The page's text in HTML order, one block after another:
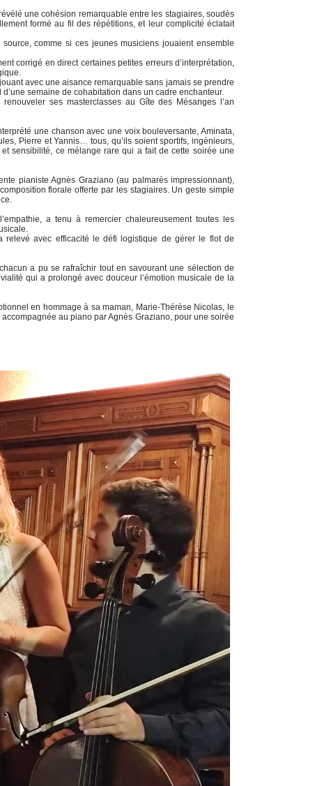
une cohésion remarquable entre les stagiaires, soudés
formé au fil des répétitions, et leur complicité éclatait
comme si ces jeunes musiciens jouaient ensemble
corrigé en direct certaines petites erreurs d’interprétation,
avec une aisance remarquable sans jamais se prendre
semaine de cohabitation dans un cadre enchanteur.
ses masterclasses au Gîte des Mésanges l’an
une chanson avec une voix bouleversante, Aminata,
Pierre et Yannis… tous, qu’ils soient sportifs, ingénieurs,
sensibilité, ce mélange rare qui a fait de cette soirée une
pianiste Agnès Graziano (au palmarès impressionnant),
florale offerte par les stagiaires. Un geste simple
a tenu à remercier chaleureusement toutes les
relevé avec efficacité le défi logistique de gérer le flot de
a pu se rafraîchir tout en savourant une sélection de
qui a prolongé avec douceur l’émotion musicale de la
en hommage à sa maman, Marie-Thérèse Nicolas, le
au piano par Agnès Graziano, pour une soirée